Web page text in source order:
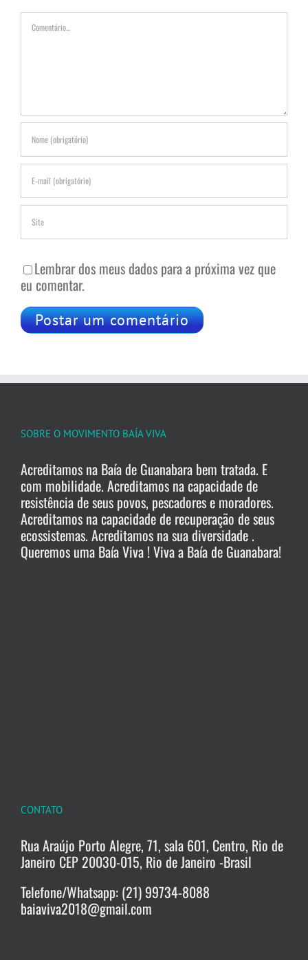
Comentário
Lembrar dos meus dados para a próxima vez que
eu comentar.
SOBRE O MOVIMENTO BAÍA VIVA
Acreditamos na Baía de Guanabara bem tratada. E
com mobilidade. Acreditamos na capacidade de
resistência de seus povos, pescadores e moradores.
Acreditamos na capacidade de recuperação de seus
ecossistemas. Acreditamos na sua diversidade .
Queremos uma Baía Viva ! Viva a Baía de Guanabara!
CONTATO
Rua Araújo Porto Alegre, 71, sala 601, Centro, Rio de
Janeiro CEP 20030-015, Rio de Janeiro -Brasil
Telefone/Whatsapp: (21) 99734-8088
baiaviva2018@gmail.com